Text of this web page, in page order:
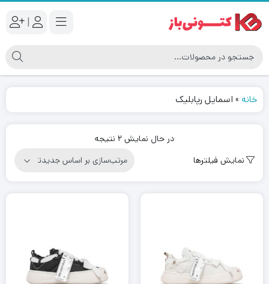
|
خانه » اسمایل رپابلیک
در حال نمایش 2 نتیجه
مرتب‌سازی
اساس
نمایش فیلترها